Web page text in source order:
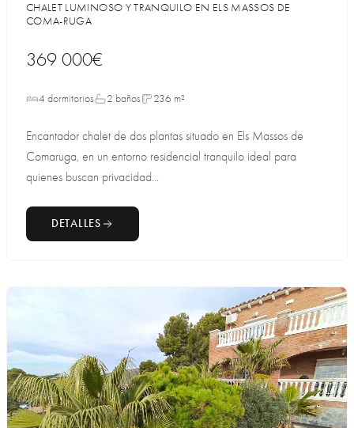
CHALET LUMINOSO Y TRANQUILO EN ELS MASSOS DE
COMA-RUGA
369 000€
4 dormitorios 2 baños 236 m²
Encantador chalet de dos plantas situado en Els Massos de
Comaruga, en un entorno residencial tranquilo ideal para
quienes buscan privacidad...
DETALLES